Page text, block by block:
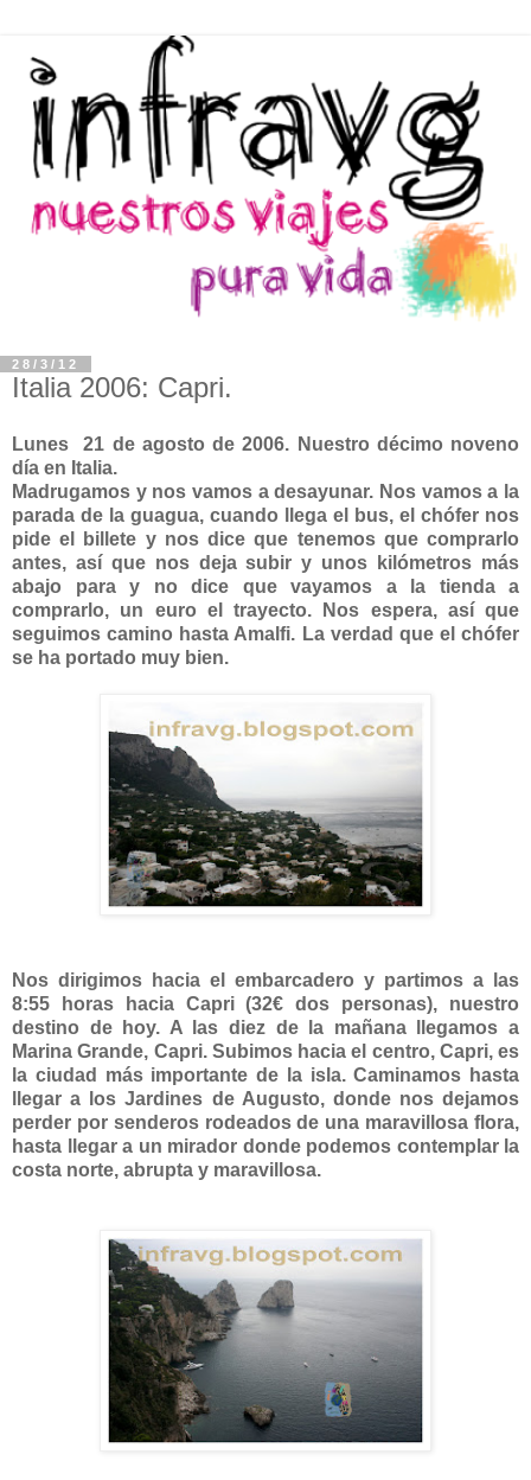
28/3/12
Italia 2006: Capri.
Lunes 21 de agosto de 2006. Nuestro décimo noveno
día en Italia.
Madrugamos y nos vamos a desayunar. Nos vamos a la
parada de la guagua, cuando llega el bus, el chófer nos
pide el billete y nos dice que tenemos que comprarlo
antes, así que nos deja subir y unos kilómetros más
abajo para y no dice que vayamos a la tienda a
comprarlo, un euro el trayecto. Nos espera, así que
seguimos camino hasta Amalfi. La verdad que el chófer
se ha portado muy bien.
Nos dirigimos hacia el embarcadero y partimos a las
8:55 horas hacia Capri (32€ dos personas), nuestro
destino de hoy. A las diez de la mañana llegamos a
Marina Grande, Capri. Subimos hacia el centro, Capri, es
la ciudad más importante de la isla. Caminamos hasta
llegar a los Jardines de Augusto, donde nos dejamos
perder por senderos rodeados de una maravillosa flora,
hasta llegar a un mirador donde podemos contemplar la
costa norte, abrupta y maravillosa.